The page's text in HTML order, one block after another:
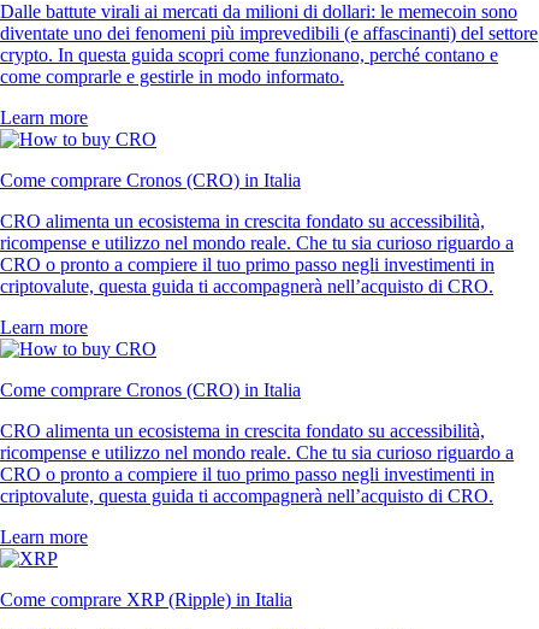
Dalle battute virali ai mercati da milioni di dollari: le memecoin sono
diventate uno dei fenomeni più imprevedibili (e affascinanti) del settore
crypto. In questa guida scopri come funzionano, perché contano e
come comprarle e gestirle in modo informato.
Learn more
Come comprare Cronos (CRO) in Italia
CRO alimenta un ecosistema in crescita fondato su accessibilità,
ricompense e utilizzo nel mondo reale. Che tu sia curioso riguardo a
CRO o pronto a compiere il tuo primo passo negli investimenti in
criptovalute, questa guida ti accompagnerà nell’acquisto di CRO.
Learn more
Come comprare Cronos (CRO) in Italia
CRO alimenta un ecosistema in crescita fondato su accessibilità,
ricompense e utilizzo nel mondo reale. Che tu sia curioso riguardo a
CRO o pronto a compiere il tuo primo passo negli investimenti in
criptovalute, questa guida ti accompagnerà nell’acquisto di CRO.
Learn more
Come comprare XRP (Ripple) in Italia